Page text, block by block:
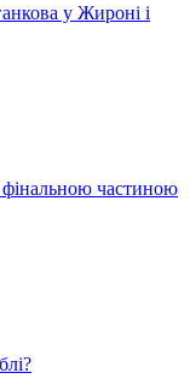
у Жироні і
частиною